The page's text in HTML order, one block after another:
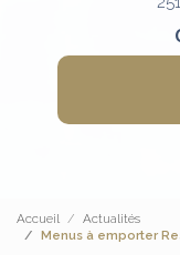
Accueil
Actualités
Menus à emporter